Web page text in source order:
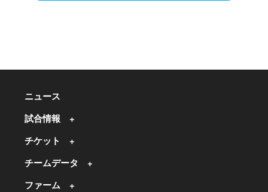
ニュース
試合情報
チケット
チームデータ
ファーム